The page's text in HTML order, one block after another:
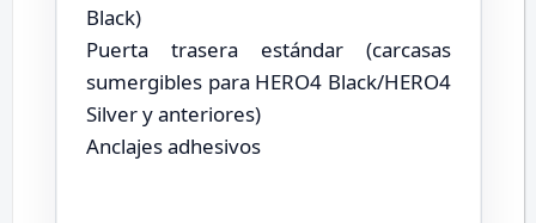
Black)
Puerta trasera estándar (carcasas
sumergibles para HERO4 Black/HERO4
Silver y anteriores)
Anclajes adhesivos